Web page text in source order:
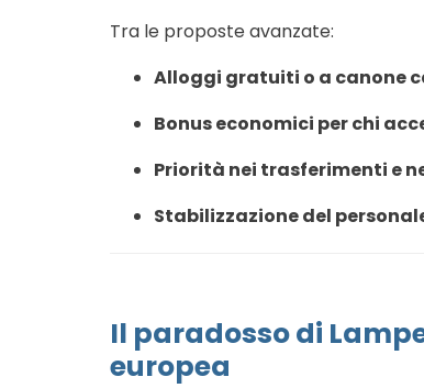
Tra le proposte avanzate:
Alloggi gratuiti o a canone
Bonus economici per chi
Priorità nei trasferimenti e
Stabilizzazione del
Il paradosso di
europea